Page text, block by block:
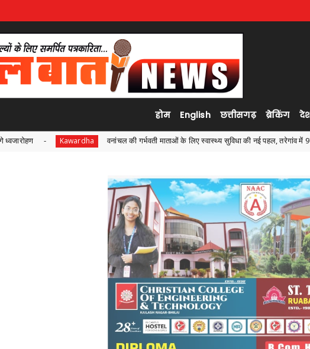
होम English छत्तीसगढ़ ब्रेकिंग
वनांचल की गर्भवती माताओं के लिए स्वास्थ्य सुविधा की नई पहल, तरेगांव में 97 महिलाओं की सोनोग्राफी जांच,उप